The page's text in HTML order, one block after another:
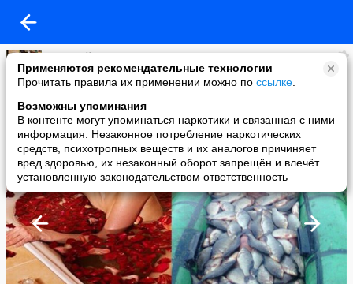
Применяются рекомендательные технологии
Прочитать правила их применении можно по ссылке
Возможны упоминания
В контенте могут упоминаться наркотики и связанная с ними
информация. Незаконное потребление наркотических
средств, психотропных веществ и их аналогов причиняет
вред здоровью, их незаконный оборот запрещён и влечёт
установленную законодательством ответственность
Мужской журнал
added a photo
17 Jul в 12:16